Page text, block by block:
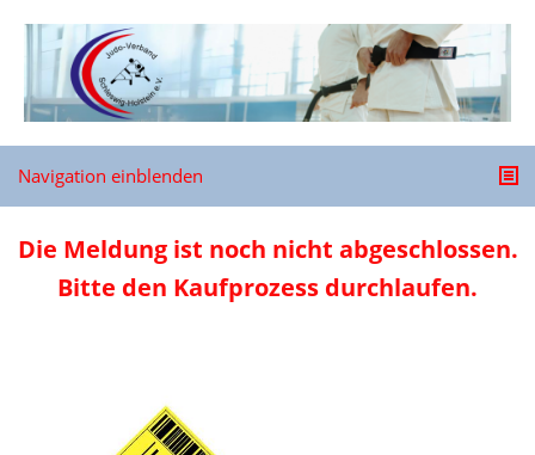
Navigation einblenden
Die Meldung ist noch nicht abgeschlossen.
Bitte den Kaufprozess durchlaufen.